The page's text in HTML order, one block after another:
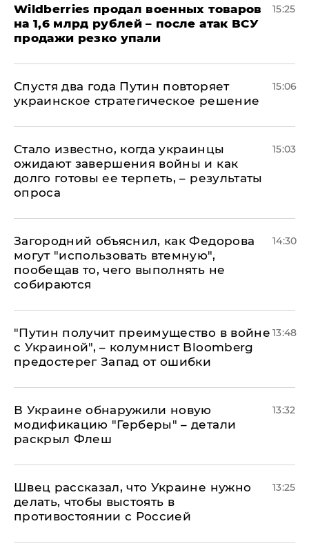
​Wildberries продал военных товаров
на 1,6 млрд рублей – после атак ВСУ
продажи резко упали
15:25
Спустя два года Путин повторяет
украинское стратегическое решение
15:06
Стало известно, когда украинцы
ожидают завершения войны и как
долго готовы ее терпеть, – результаты
опроса
15:03
Загородний объяснил, как Федорова
могут "использовать втемную",
пообещав то, чего выполнять не
собираются
14:30
"Путин получит преимущество в войне
с Украиной", – колумнист Bloomberg
предостерег Запад от ошибки
13:48
В Украине обнаружили новую
модификацию "Герберы" – детали
раскрыл Флеш
13:32
Швец рассказал, что Украине нужно
делать, чтобы выстоять в
противостоянии с Россией
13:25